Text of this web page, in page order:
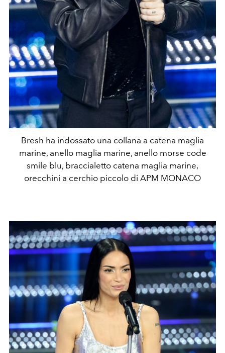
Bresh ha indossato una collana a catena maglia
marine, anello maglia marine, anello morse code
smile blu, braccialetto catena maglia marine,
orecchini a cerchio piccolo di APM MONACO